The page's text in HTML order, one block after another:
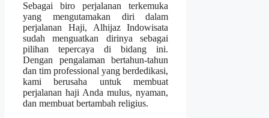
Sebagai biro perjalanan terkemuka
yang mengutamakan diri dalam
perjalanan Haji, Alhijaz Indowisata
sudah menguatkan dirinya sebagai
pilihan tepercaya di bidang ini.
Dengan pengalaman bertahun-tahun
dan tim professional yang berdedikasi,
kami berusaha untuk membuat
perjalanan haji Anda mulus, nyaman,
dan membuat bertambah religius.